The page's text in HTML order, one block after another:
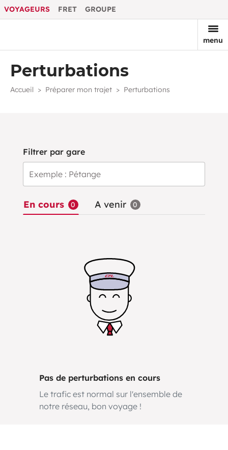
VOYAGEURS FRET GROUPE
menu
Perturbations
Accueil Préparer mon trajet Perturbations
Filtrer par gare
En cours 0 A venir 0
Pas de perturbations en cours
Le trafic est normal sur l'ensemble de
notre réseau, bon voyage !